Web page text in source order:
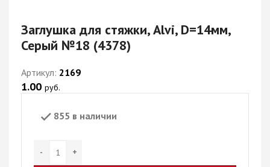
Заглушка для стяжки, Alvi, D=14мм,
Серый №18 (4378)
Артикул: 2169
1.00 руб.
855 в наличии